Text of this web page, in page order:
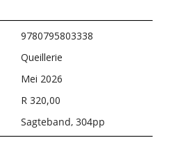
9780795803338
Queillerie
Mei 2026
R 320,00
Sagteband, 304pp